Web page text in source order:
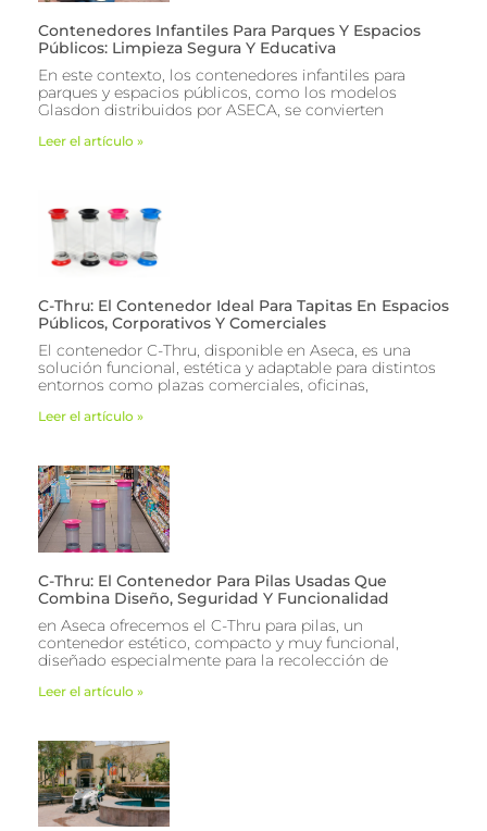
Contenedores Infantiles Para Parques Y Espacios
Públicos: Limpieza Segura Y Educativa
En este contexto, los contenedores infantiles para
parques y espacios públicos, como los modelos
Glasdon distribuidos por ASECA, se convierten
Leer el artículo »
C-Thru: El Contenedor Ideal Para Tapitas En Espacios
Públicos, Corporativos Y Comerciales
El contenedor C-Thru, disponible en Aseca, es una
solución funcional, estética y adaptable para distintos
entornos como plazas comerciales, oficinas,
Leer el artículo »
C-Thru: El Contenedor Para Pilas Usadas Que
Combina Diseño, Seguridad Y Funcionalidad
en Aseca ofrecemos el C-Thru para pilas, un
contenedor estético, compacto y muy funcional,
diseñado especialmente para la recolección de
Leer el artículo »